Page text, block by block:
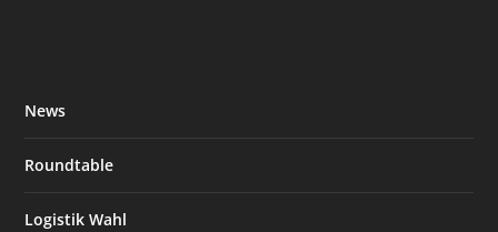
News
Roundtable
Logistik Wahl